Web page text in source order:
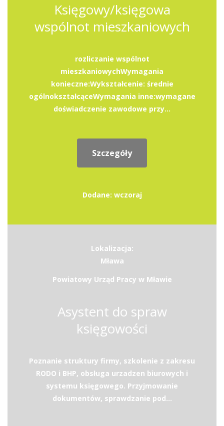
Księgowy/księgowa
wspólnot mieszkaniowych
rozliczanie wspólnot
mieszkaniowychWymagania
konieczne:Wykształcenie: średnie
ogólnokształcąceWymagania inne:wymagane
doświadczenie zawodowe przy...
Szczegóły
Dodane: wczoraj
Lokalizacja:
Mława
Powiatowy Urząd Pracy w Mławie
Asystent do spraw
księgowości
Poznanie struktury firmy, szkolenie z zakresu
RODO i BHP, obsługa urzadzen biurowych i
systemu księgowego. Przyjmowanie
dokumentów, sprawdzanie pod...